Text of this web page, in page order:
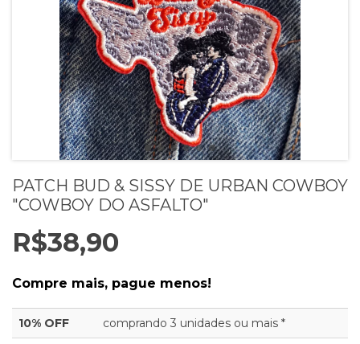
PATCH BUD & SISSY DE URBAN COWBOY
"COWBOY DO ASFALTO"
R$38,90
Compre mais, pague menos!
10% OFF comprando 3 unidades ou mais *